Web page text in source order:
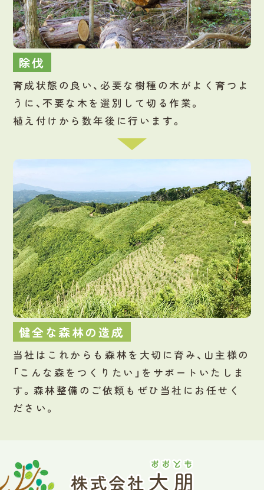
除伐
育成状態の良い、必要な樹種の木がよく育つよ
うに、不要な木を選別して切る作業。
植え付けから数年後に行います。
健全な森林の造成
当社はこれからも森林を大切に育み、山主様の
「こんな森をつくりたい」をサポートいたしま
す。森林整備のご依頼もぜひ当社にお任せく
ださい。